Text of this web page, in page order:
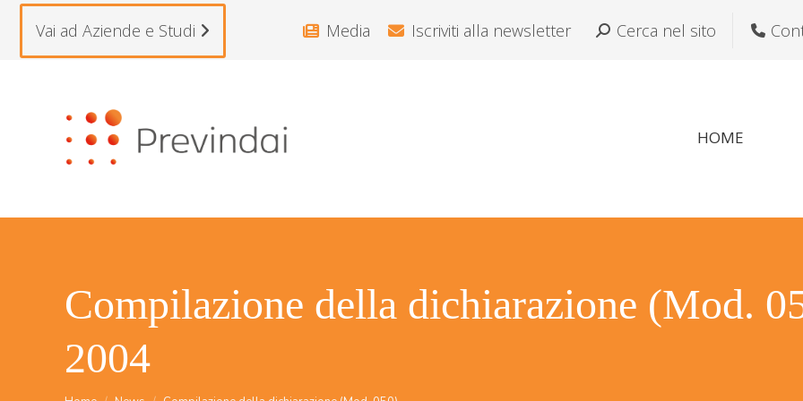
Vai ad Aziende e Studi Media Iscriviti alla newsletter Cerca:Cerca nel sito
HOME
Compilazione della dichiarazione (Mod.
2004
Tu sei qui: